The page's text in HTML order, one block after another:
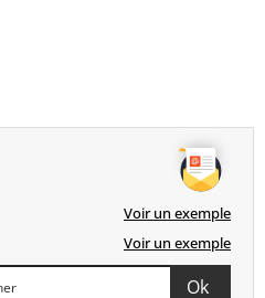
Voir un exemple
Voir un exemple